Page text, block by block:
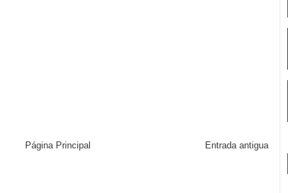
Entrada antigua
Página Principal